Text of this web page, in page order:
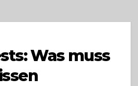
Was muss